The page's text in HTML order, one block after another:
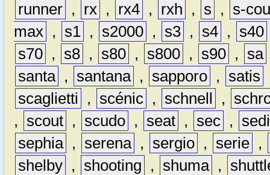
runner , rx , rx4 , rxh , s ,
s-
max , s1 , s2000 , s3 , s4 , s40
s70 , s8 , s80 , s800 , s90 , sa
santa , santana , sapporo , satis
scaglietti
, scénic , schnell ,
,
scout , scudo , seat , sec ,
sephia , serena , sergio , serie ,
shelby , shooting , shuma ,